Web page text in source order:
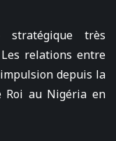
très
relations entre
depuis la
Roi au Nigéria en